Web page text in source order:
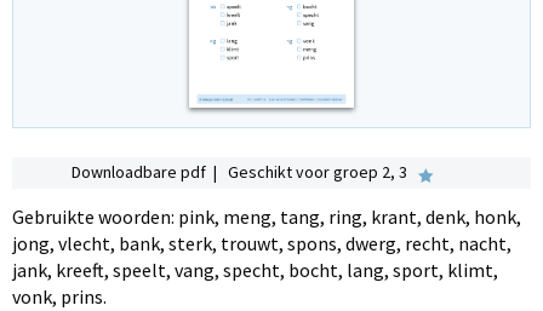
Downloadbare pdf | Geschikt voor groep 2, 3
Gebruikte woorden: pink, meng, tang, ring, krant, denk, honk,
jong, vlecht, bank, sterk, trouwt, spons, dwerg, recht, nacht,
jank, kreeft, speelt, vang, specht, bocht, lang, sport, klimt,
vonk, prins.